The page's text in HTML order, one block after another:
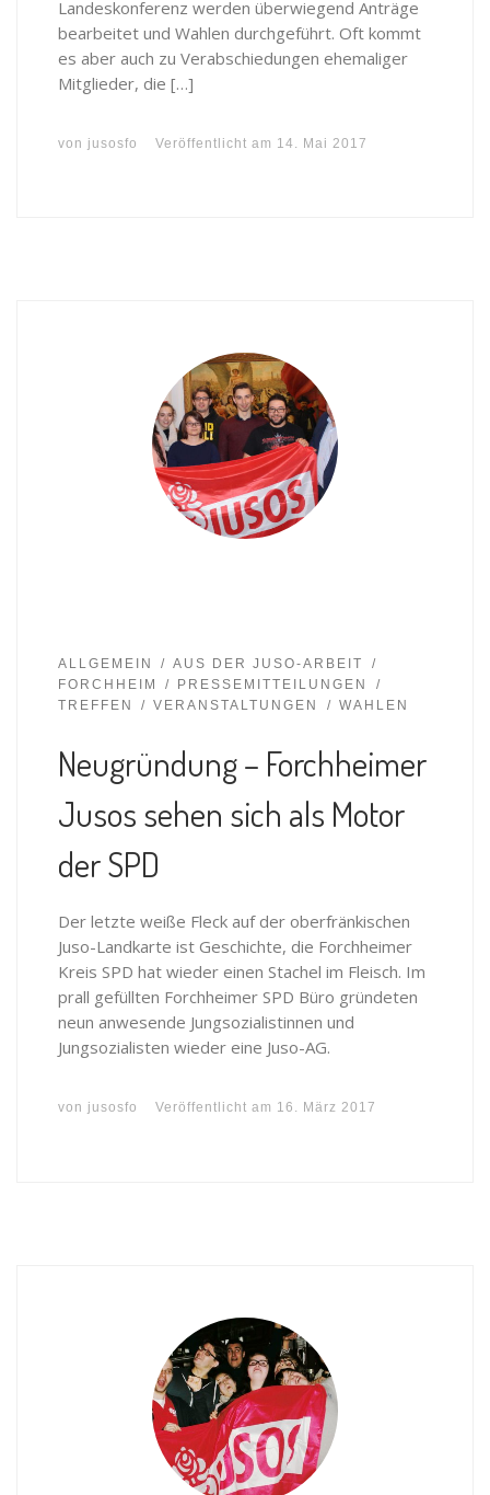
Landeskonferenz werden überwiegend Anträge
bearbeitet und Wahlen durchgeführt. Oft kommt
es aber auch zu Verabschiedungen ehemaliger
Mitglieder, die […]
von jusosfo Veröffentlicht am 14. Mai 2017
ALLGEMEIN
AUS DER JUSO-ARBEIT
FORCHHEIM
PRESSEMITTEILUNGEN
TREFFEN
VERANSTALTUNGEN WAHLEN
Neugründung – Forchheimer
Jusos sehen sich als Motor
der SPD
Der letzte weiße Fleck auf der oberfränkischen
Juso-Landkarte ist Geschichte, die Forchheimer
Kreis SPD hat wieder einen Stachel im Fleisch. Im
prall gefüllten Forchheimer SPD Büro gründeten
neun anwesende Jungsozialistinnen und
Jungsozialisten wieder eine Juso-AG.
von jusosfo Veröffentlicht am 16. März 2017